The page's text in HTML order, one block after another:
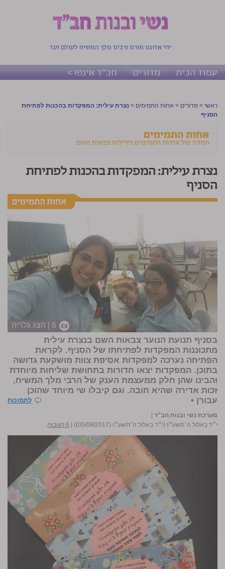
יחי אדוננו מורנו ורבינו מלך המשיח לעולם ועד
עמוד הבית מדורים חב"ד אינפו >
ראשי > מדורים > אחות התמימים > נצרת עילית: המפקדות בהכנות לפתיחת
הסניף
נצרת עילית: המפקדות בהכנות לפתיחת
הסניף
6 | הצג גלריה
בסניף תנועת הנוער צבאות השם בנצרת עילית
מתכוננות המפקדות לפתיחתו של הסניף. לקראת
הפתיחה נערכה למפקדות אסיפת צוות מושקעת גדושה
בתוכן. המפקדות יצאו חדורות בתחושת שליחות מיוחדת
והבינו שהן חלק ממעצמת הענק של הרבי מלך המשיח,
זכות אדירה שהיא חובה. וגם קיבלו שי מיוחד שהוכן
עבורן •
לתמונות
מערכת נשי ובנות חב"ד |
י״ד באלול ה׳תשע״ז (י״ד באלול ה׳תשע״ז (05/09/2017))
| 6 תגובות